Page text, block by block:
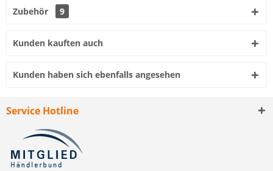
Zubehör 9
Kunden kauften auch
Kunden haben sich ebenfalls angesehen
Service Hotline